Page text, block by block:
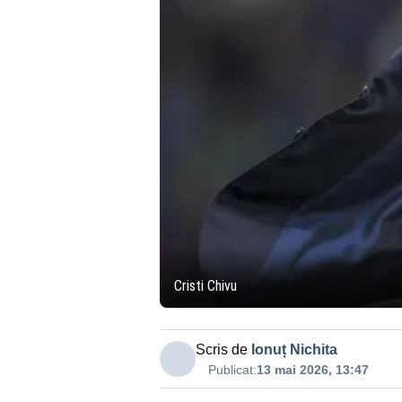
Cristi Chivu
Scris de Ionuț Nichita
Publicat:13 mai 2026, 13:47